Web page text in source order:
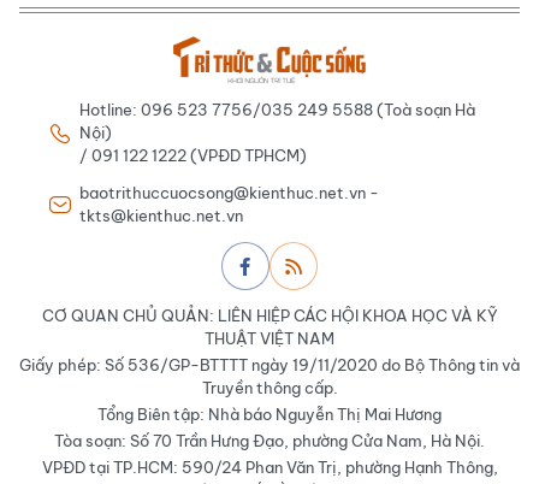
Hotline: 096 523 7756/035 249 5588 (Toà soạn Hà
Nội)
/ 091 122 1222 (VPĐD TPHCM)
baotrithuccuocsong@kienthuc.net.vn -
tkts@kienthuc.net.vn
CƠ QUAN CHỦ QUẢN: LIÊN HIỆP CÁC HỘI KHOA HỌC VÀ KỸ
THUẬT VIỆT NAM
Giấy phép: Số 536/GP-BTTTT ngày 19/11/2020 do Bộ Thông tin và
Truyền thông cấp.
Tổng Biên tập: Nhà báo Nguyễn Thị Mai Hương
Tòa soạn: Số 70 Trần Hưng Đạo, phường Cửa Nam, Hà Nội.
VPĐD tại TP.HCM: 590/24 Phan Văn Trị, phường Hạnh Thông,